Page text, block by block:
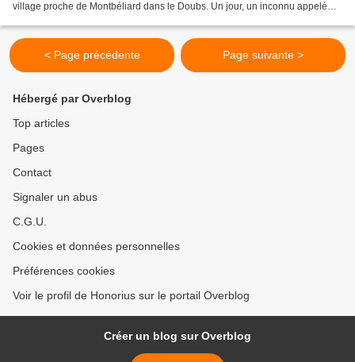
village proche de Montbéliard dans le Doubs. Un jour, un inconnu appelé
< Page précédente Page suivante >
Hébergé par Overblog
Top articles
Pages
Contact
Signaler un abus
C.G.U.
Cookies et données personnelles
Préférences cookies
Voir le profil de Honorius sur le portail Overblog
Créer un blog sur Overblog